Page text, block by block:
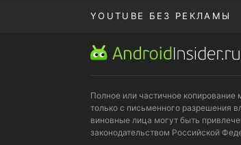
YOUTUBE БЕЗ РЕКЛАМЫ
REALME VS ONEPLUS
Полное или частичное
только с письменного разрешения
виновные лица могут быть
законодательством Российской